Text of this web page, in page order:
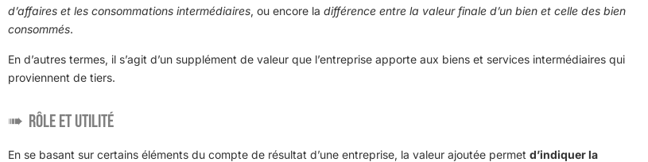
d’affaires et les consommations intermédiaires, ou encore la différence entre la valeur finale d’un bien et celle des bien
consommés.
En d’autres termes, il s’agit d’un supplément de valeur que l’entreprise apporte aux biens et services intermédiaires qui
proviennent de tiers.
Rôle et utilité
En se basant sur certains éléments du compte de résultat d’une entreprise, la valeur ajoutée permet d’indiquer la